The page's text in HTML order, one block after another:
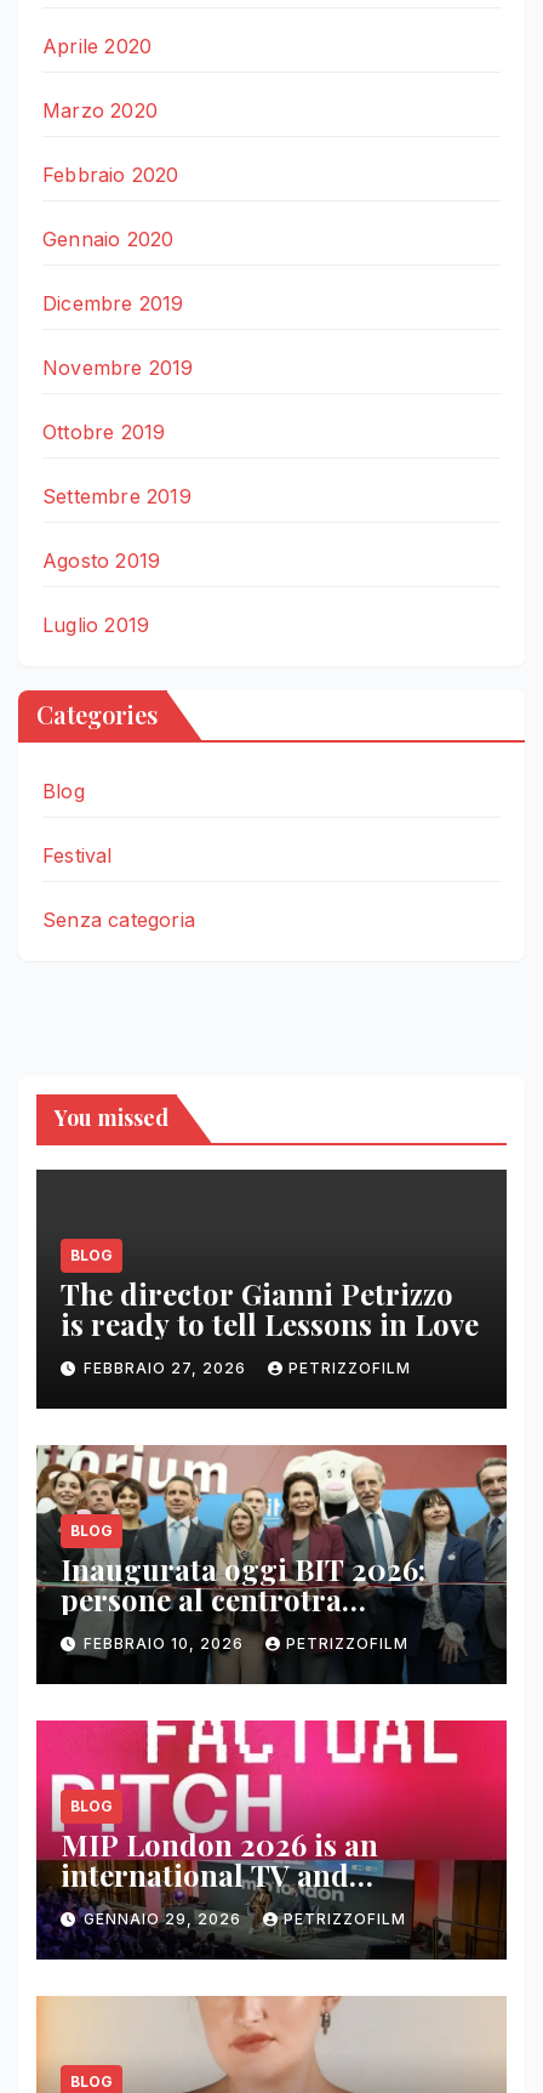
Aprile 2020
Marzo 2020
Febbraio 2020
Gennaio 2020
Dicembre 2019
Novembre 2019
Ottobre 2019
Settembre 2019
Agosto 2019
Luglio 2019
Categories
Blog
Festival
Senza categoria
You missed
BLOG
The director Gianni Petrizzo
is ready to tell Lessons in Love
FEBBRAIO 27, 2026 PETRIZZOFILM
BLOG
Inaugurata oggi BIT 2026:
persone al centrotra
contenuti, relazioni e business
FEBBRAIO 10, 2026 PETRIZZOFILM
BLOG
MIP London 2026 is an
international TV and
streaming content market
GENNAIO 29, 2026 PETRIZZOFILM
BLOG